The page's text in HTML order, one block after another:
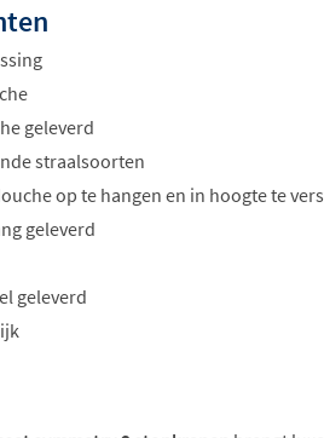
geleverd
straalsoorten
op te hangen en in hoogte te
geleverd
geleverd